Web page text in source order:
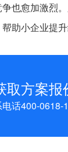
争也愈加激烈
助小企业提
取方案报
话400-0618-